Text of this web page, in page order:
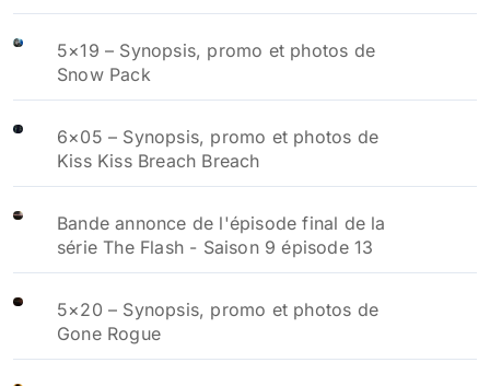
5×19 – Synopsis, promo et photos de
Snow Pack
6×05 – Synopsis, promo et photos de
Kiss Kiss Breach Breach
Bande annonce de l'épisode final de la
série The Flash - Saison 9 épisode 13
5×20 – Synopsis, promo et photos de
Gone Rogue